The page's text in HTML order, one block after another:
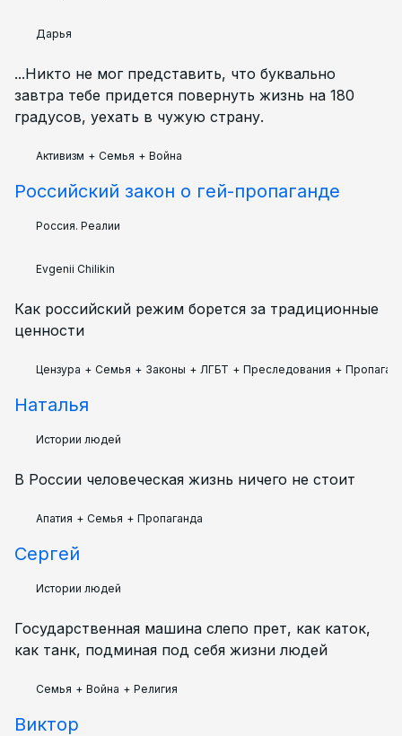
Дарья
...Никто не мог представить, что буквально
завтра тебе придется повернуть жизнь на 180
градусов, уехать в чужую страну.
Активизм + Семья + Война
Российский закон о гей-пропаганде
Россия. Реалии
Evgenii Chilikin
Как российский режим борется за традиционные
ценности
Цензура + Семья + Законы + ЛГБТ + Преследования +
Наталья
Истории людей
В России человеческая жизнь ничего не стоит
Апатия + Семья + Пропаганда
Сергей
Истории людей
Государственная машина слепо прет, как каток,
как танк, подминая под себя жизни людей
Семья + Война + Религия
Виктор